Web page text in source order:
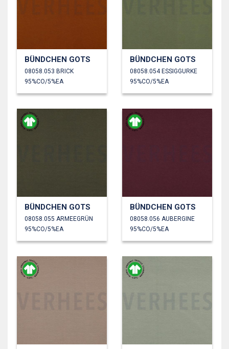
BÜNDCHEN GOTS
08058.053 BRICK
95%CO/5%EA
BÜNDCHEN GOTS
08058.054 ESSIGGURKE
95%CO/5%EA
BÜNDCHEN GOTS
08058.055 ARMEEGRÜN
95%CO/5%EA
BÜNDCHEN GOTS
08058.056 AUBERGINE
95%CO/5%EA